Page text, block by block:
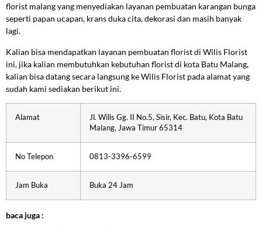
florist malang yang menyediakan layanan pembuatan karangan bunga
seperti papan ucapan, krans duka cita, dekorasi dan masih banyak
lagi.
Kalian bisa mendapatkan layanan pembuatan florist di Wilis Florist
ini, jika kalian membutuhkan kebutuhan florist di kota Batu Malang,
kalian bisa datang secara langsung ke Wilis Florist pada alamat yang
sudah kami sediakan berikut ini.
Alamat
Jl. Wilis Gg. II No.5, Sisir, Kec. Batu, Kota Batu
Malang, Jawa Timur 65314
No Telepon 0813-3396-6599
Jam Buka Buka 24 Jam
baca juga :